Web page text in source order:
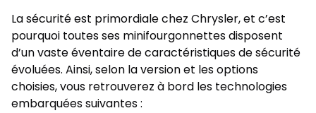
La sécurité est primordiale chez Chrysler, et c’est
pourquoi toutes ses minifourgonnettes disposent
d’un vaste éventaire de caractéristiques de sécurité
évoluées. Ainsi, selon la version et les options
choisies, vous retrouverez à bord les technologies
embarquées suivantes :